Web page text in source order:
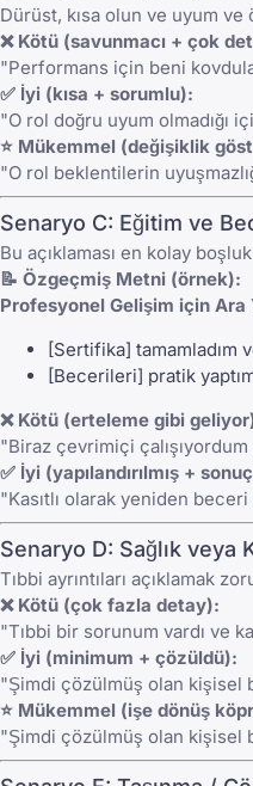
Dürüst, kısa olun ve uyum ve
❌ Kötü (savunmacı + çok
"Performans için beni
✅ İyi (kısa + sorumlu):
"O rol doğru uyum
⭐ Mükemmel (değişiklik
"O rol beklentilerin
Senaryo C: Eğitim ve
Bu açıklaması en kolay
📝 Özgeçmiş Metni (örnek):
Profesyonel Gelişim için Ara
[Sertifika] tamamladım
[Becerileri] pratik
❌ Kötü (erteleme gibi
"Biraz çevrimiçi
✅ İyi (yapılandırılmış +
"Kasıtlı olarak yeniden
Senaryo D: Sağlık veya
Tıbbi ayrıntıları açıklamak
❌ Kötü (çok fazla detay):
"Tıbbi bir sorunum vardı ve
✅ İyi (minimum + çözüldü):
"Şimdi çözülmüş olan kişisel
⭐ Mükemmel (işe dönüş
"Şimdi çözülmüş olan kişisel